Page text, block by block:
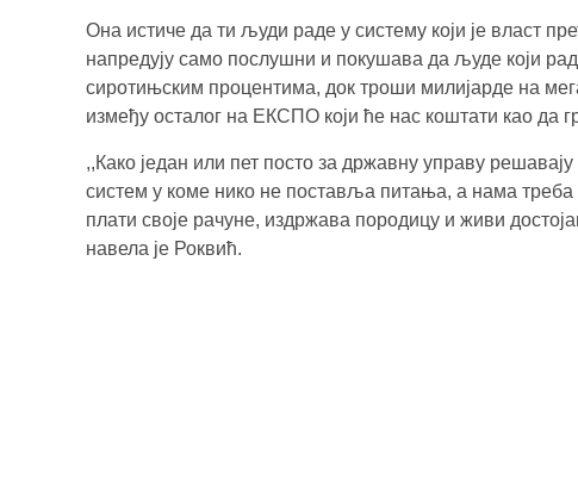
Она истиче да ти људи раде у систему који је власт
напредују само послушни и покушава да људе који
сиротињским процентима, док троши милијарде на
између осталог на ЕКСПО који ће нас коштати као да
,,Како један или пет посто за државну управу
систем у коме нико не поставља питања, а нама
плати своје рачуне, издржава породицу и живи
навела је Роквић.